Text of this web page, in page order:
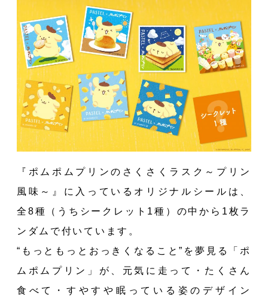
『ポムポムプリンのさくさくラスク～プリン
風味～』に入っているオリジナルシールは、
全8種（うちシークレット1種）の中から1枚ラ
ンダムで付いています。
“もっともっとおっきくなること”を夢見る「ポ
ムポムプリン」が、元気に走って・たくさん
食べて・すやすや眠っている姿のデザイン